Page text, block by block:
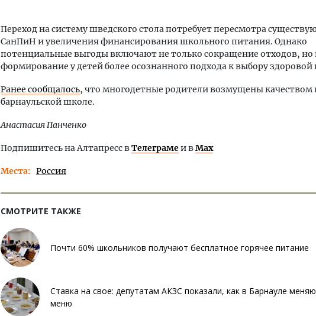
Переход на систему шведского стола потребует пересмотра
СанПиН и увеличения финансирования школьного питания. Однако
потенциальные выгоды включают не только сокращение отходов, но
формирование у детей более осознанного подхода к выбору
Ранее сообщалось, что многодетные родители возмущены качеством
барнаульской школе.
Анастасия Панченко
Подпишитесь на Алтапресс вТелеграмеи вMax
Места Россия
СМОТРИТЕ ТАКЖЕ
Почти 60% школьников получают бесплатное горячее питание
Ставка на свое: депутатам АКЗС показали, как в Барнауле
меню